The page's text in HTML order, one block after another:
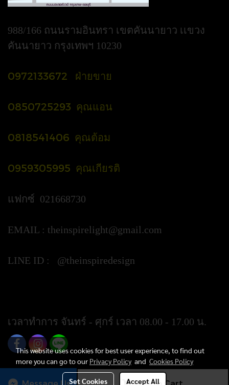
988/166 ถนนรามอินทรา เขตคันนายาว เเขวง
คันนายาว กรุงเทพฯ 10230
0972133672 ฝ่ายขาย
0850725293 คุณแอน
0818541406 คุณต้อม
0959305995 คุณเกียรติ
แฟกซ์ 021668730
EMAIL : theinspirelight@gmail.com
LINE ID : @theinspiredesign
เวลาทำการ จันทร์ - ศุกร์ เวลา 08.00 - 17.00 น.
This website uses cookies for best user experience, to find out
more you can go to our Privacy Policyand Cookies Policy
Set Cookies Accept All